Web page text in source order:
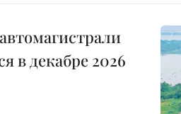
в декабре 2026